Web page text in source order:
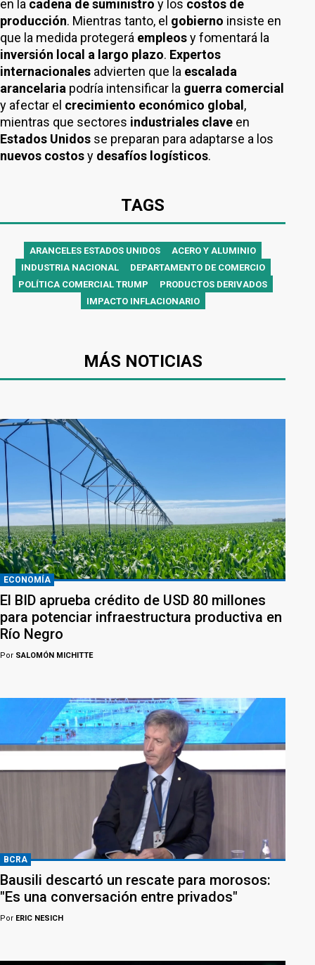
en la cadena de suministro y los costos de
producción. Mientras tanto, el gobierno insiste en
que la medida protegerá empleosy fomentará la
inversión local a largo plazo. Expertos
internacionales advierten que la escalada
arancelaria podría intensificar la guerra comercial
y afectar el crecimiento económico global ,
mientras que sectores industriales clave en
Estados Unidos se preparan para adaptarse a los
nuevos costosy desafíos logísticos.
TAGS
ARANCELES ESTADOS UNIDOS
ACERO Y ALUMINIO
INDUSTRIA NACIONAL
DEPARTAMENTO DE COMERCIO
POLÍTICA COMERCIAL TRUMP
PRODUCTOS DERIVADOS
IMPACTO INFLACIONARIO
MÁS NOTICIAS
ECONOMÍA
El BID aprueba crédito de USD 80 millones
para potenciar infraestructura productiva en
Río Negro
Por SALOMÓN MICHITTE
BCRA
Bausili descartó un rescate para morosos:
"Es una conversación entre privados"
Por ERIC NESICH